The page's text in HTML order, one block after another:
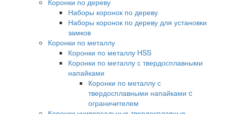
Коронки по дереву
Наборы коронок по дереву
Наборы коронок по дереву для установки
замков
Коронки по металлу
Коронки по металлу HSS
Коронки по металлу с твердосплавными
напайками
Коронки по металлу с
твердосплавными напайками c
ограничителем